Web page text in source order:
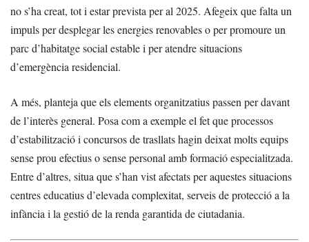
no s’ha creat, tot i estar prevista per al 2025. Afegeix que falta un
impuls per desplegar les energies renovables o per promoure un
parc d’habitatge social estable i per atendre situacions
d’emergència residencial.
A més, planteja que els elements organitzatius passen per davant
de l’interès general. Posa com a exemple el fet que processos
d’estabilització i concursos de trasllats hagin deixat molts equips
sense prou efectius o sense personal amb formació especialitzada.
Entre d’altres, situa que s’han vist afectats per aquestes situacions
centres educatius d’elevada complexitat, serveis de protecció a la
infància i la gestió de la renda garantida de ciutadania.